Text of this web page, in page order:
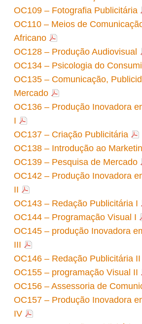
OC109 – Fotografia Publicitária
OC110 – Meios de
Africano
OC128 – Produção Audiovisual
OC134 – Psicologia do
OC135 – Comunicação,
Mercado
OC136 – Produção Inovadora
I
OC137 – Criação Publicitária
OC138 – Introdução ao
OC139 – Pesquisa de Mercado
OC142 – Produção Inovadora
II
OC143 – Redação Publicitária I
OC144 – Programação Visual I
OC145 – produção Inovadora
III
OC146 – Redação Publicitária II
OC155 – programação Visual II
OC156 – Assessoria de
OC157 – Produção Inovadora
IV